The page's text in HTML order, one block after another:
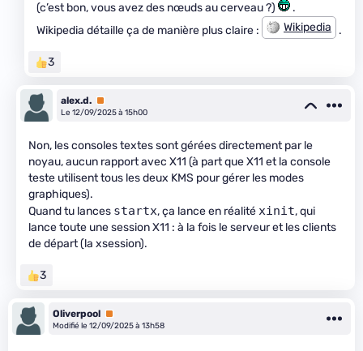
(c’est bon, vous avez des nœuds au cerveau ?)
.
Wikipedia détaille ça de manière plus claire :
Wikipedia .
3
alex.d. Premium
Le 12/09/2025 à 15h00
Non, les consoles textes sont gérées directement par le
noyau, aucun rapport avec X11 (à part que X11 et la console
teste utilisent tous les deux KMS pour gérer les modes
graphiques).
Quand tu lances startx, ça lance en réalitéxinit, qui
lance toute une session X11 : à la fois le serveur et les clients
de départ (la xsession).
3
Oliverpool Premium
Modifié le 12/09/2025 à 13h58